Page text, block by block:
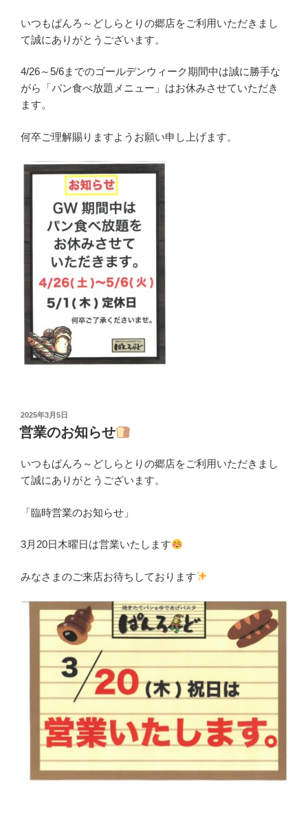
いつもぱんろ～どしらとりの郷店をご利用いただきまし
て誠にありがとうございます。
4/26～5/6までのゴールデンウィーク期間中は誠に勝手な
がら「パン食べ放題メニュー」はお休みさせていただき
ます。
何卒ご理解賜りますようお願い申し上げます。
投
稿
日:
2025年3月5日
営業のお知らせ
いつもぱんろ～どしらとりの郷店をご利用いただきまし
て誠にありがとうございます。
「臨時営業のお知らせ」
3月20日木曜日は営業いたします
みなさまのご来店お待ちしております